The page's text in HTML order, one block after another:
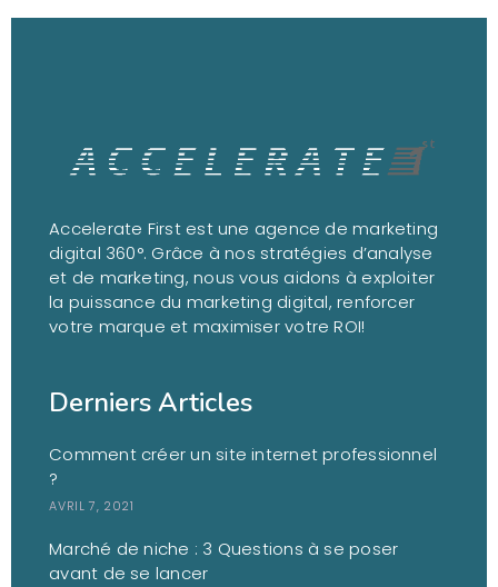
Accelerate First est une agence de marketing
digital 360°. Grâce à nos stratégies d’analyse
et de marketing, nous vous aidons à exploiter
la puissance du marketing digital, renforcer
votre marque et maximiser votre ROI!
Derniers Articles
Comment créer un site internet professionnel
?
AVRIL 7, 2021
Marché de niche : 3 Questions à se poser
avant de se lancer